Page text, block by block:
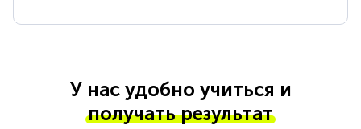
У нас удобно учиться и
получать результат